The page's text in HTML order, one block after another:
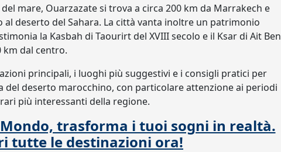
mare, Ouarzazate si trova a circa 200 km da Marrakech e
al deserto del Sahara. La città vanta inoltre un patrimonio
la Kasbah di Taourirt del XVIII secolo e il Ksar di Ait Ben
km dal centro.
principali, i luoghi più suggestivi e i consigli pratici per
del deserto marocchino, con particolare attenzione ai periodi
più interessanti della regione.
trasforma i tuoi sogni in realtà.
tutte le destinazioni ora!